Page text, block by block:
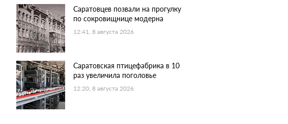
Саратовцев позвали на прогулку
по сокровищнице модерна
12:41, 8 августа 2026
Саратовская птицефабрика в 10
раз увеличила поголовье
12:20, 8 августа 2026